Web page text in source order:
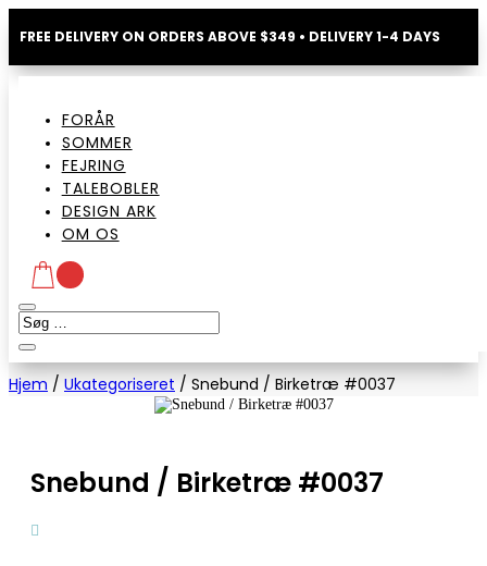
FREE DELIVERY ON ORDERS ABOVE $349 • DELIVERY 1-4 DAYS
FORÅR
SOMMER
FEJRING
TALEBOBLER
DESIGN ARK
OM OS
Hjem / Ukategoriseret / Snebund / Birketræ #0037
Snebund / Birketræ #0037